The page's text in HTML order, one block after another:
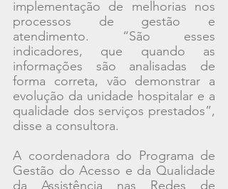
implementação de melhorias nos
processos de gestão e
atendimento. “São esses
indicadores, que quando as
informações são analisadas de
forma correta, vão demonstrar a
evolução da unidade hospitalar e a
qualidade dos serviços prestados”,
disse a consultora.
A coordenadora do Programa de
Gestão do Acesso e da Qualidade
da Assistência nas Redes de